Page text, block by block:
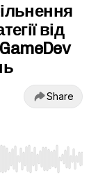
від
Share
End to jump to